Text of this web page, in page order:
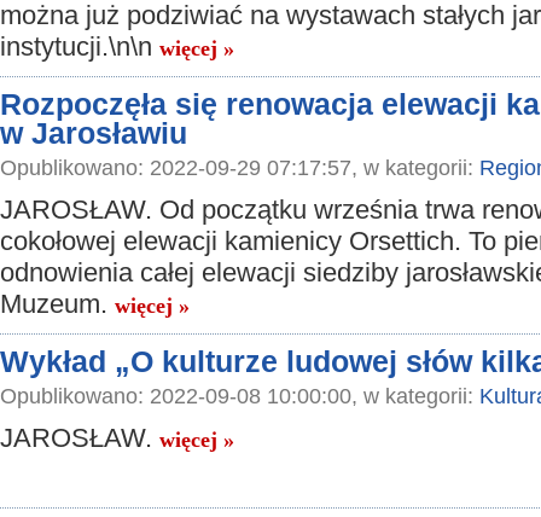
można już podziwiać na wystawach stałych
instytucji.\n\n więcej »
Rozpoczęła się renowacja elewacji
w Jarosławiu
Opublikowano: 2022-09-29 07:17:57, w kategorii:
JAROSŁAW. Od początku września trwa
cokołowej elewacji kamienicy Orsettich. To
odnowienia całej elewacji siedziby
Muzeum. więcej »
Wykład „O kulturze ludowej słów
Opublikowano: 2022-09-08 10:00:00, w kategorii:
JAROSŁAW. więcej »